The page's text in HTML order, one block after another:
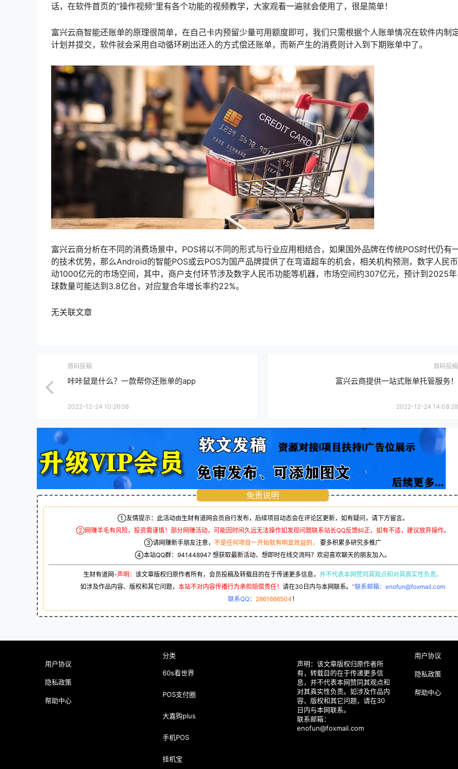
话，在软件首页的“操作视频”里有各个功能的视频教学，大家观看一遍就会使用了，很是简单！
富兴云商智能还账单的原理很简单，在自己卡内预留少量可用额度即可，我们只需根据个人账单情况在软件内制
计划并提交，软件就会采用自动循环刷出还入的方式偿还账单，而新产生的消费则计入到下期账单中了。
富兴云商分析在不同的消费场景中，POS将以不同的形式与行业应用相结合，如果国外品牌在传统POS时代仍有
的技术优势，那么Android的智能POS或云POS为国产品牌提供了在弯道超车的机会，相关机构预测，数字人民
动1000亿元的市场空间，其中，商户支付环节涉及数字人民币功能等机器，市场空间约307亿元，预计到2025
球数量可能达到3.8亿台，对应复合年增长率约22%。
无关联文章
首码投稿
咔咔鼠是什么？一款帮你还账单的app
2022-12-24 10:26:58
首码投稿
富兴云商提供一站式账单托管服务！
2022-12-24 14:08:28
免责说明
①友情提示：此活动由生财有道网会员自行发布，后续项目动态会在评论区更新，如有疑问，请下方留言。
②网赚羊毛有风险，投资需谨慎！部分网赚活动，可能因时间久远无法操作如发现问题联系站长QQ反馈纠正，如有不适，建议放弃操作。
③请网赚新手朋友注意， 不是任何项目一开始就有明显效益的，
要多积累多研究多推广
④本站QQ群： 941448947 想获取最新活动、想即时在线交流吗？欢迎喜欢聊天的朋友加入。
生财有道网-声明： 该文章版权归原作者所有，会员投稿及转载目的在于传递更多信息， 并不代表本网赞同其观点和对其真实性负责。
如涉及作品内容、版权和其它问题， 本站不对内容传播行为承担赔偿责任！ 请在30日内与本网联系。 “联系邮箱：enofun@foxmail.com
联系QQ： 2861666504 ！
用户协议
隐私政策
帮助中心
分类
60s看世界
POS支付圈
大嘉购plus
手机POS
挂机宝
声明：该文章版权归原作者所
有，转载目的在于传递更多信
息，并不代表本网赞同其观点和
对其真实性负责。如涉及作品内
容、版权和其它问题，请在30
日内与本网联系。
联系邮箱：
enofun@foxmail.com
用户协议
隐私政策
帮助中心